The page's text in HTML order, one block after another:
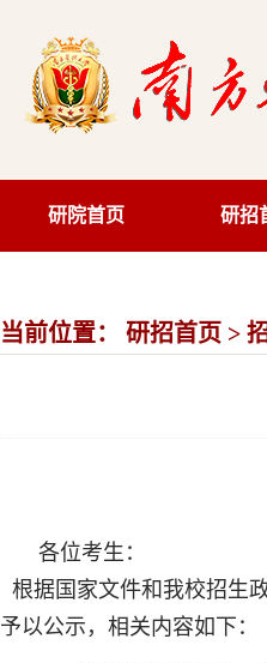
研院首页 研招
当前位置： 研招首页 >
各位考生：
根据国家文件和我校招生
予以公示，相关内容如下：